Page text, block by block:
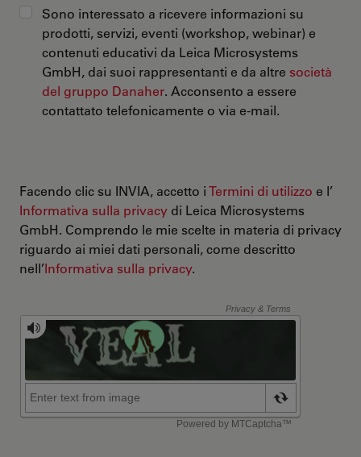
Sono interessato a ricevere informazioni su
prodotti, servizi, eventi (workshop, webinar) e
contenuti educativi da Leica Microsystems
GmbH, dai suoi rappresentanti e da altre società
del gruppo Danaher. Acconsento a essere
contattato telefonicamente o via e-mail.
Facendo clic su INVIA, accetto iTermini di utilizzo e l’
Informativa sulla privacy di Leica Microsystems
GmbH. Comprendo le mie scelte in materia di privacy
riguardo ai miei dati personali, come descritto
nell’Informativa sulla privacy.